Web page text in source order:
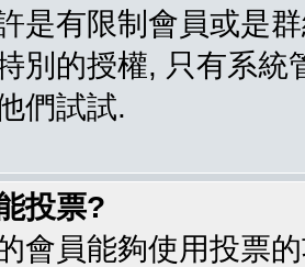
是有限制會員或是
別的授權, 只有系
們試試.
投票?
會員能夠使用投票